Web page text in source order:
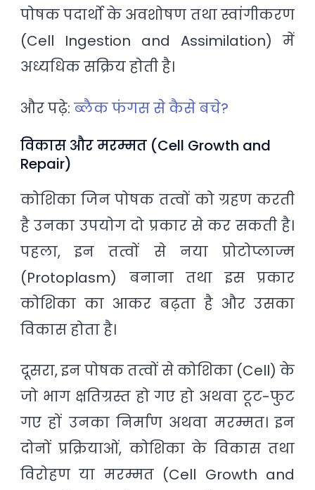
पोषक पदार्थो के अवशोषण तथा स्वांगीकरण
(Cell Ingestion and Assimilation) में
अध्यधिक सक्रिय होती है।
और पढ़े: ब्लैक फंगस से कैसे बचे?
विकास और मरम्मत (Cell Growth and
Repair)
कोशिका जिन पोषक तत्वों को ग्रहण करती
है उनका उपयोग दो प्रकार से कर सकती है।
पहला, इन तत्वों से नया प्रोटोप्लाज्म
(Protoplasm) बनाना तथा इस प्रकार
कोशिका का आकर बढ़ता है और उसका
विकास होता है।
दूसरा, इन पोषक तत्वों से कोशिका (Cell) के
जो भाग क्षतिग्रस्त हो गए हो अथवा टूट-फुट
गए हों उनका निर्माण अथवा मरम्मत। इन
दोनों प्रक्रियाओं, कोशिका के विकास तथा
विरोहण या मरम्मत (Cell Growth and